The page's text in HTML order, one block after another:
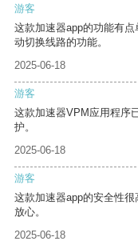
游客
这款加速器app的功能有
动切换线路的功能。
2025-06-18
游客
这款加速器VPM应用程序
护。
2025-06-18
游客
这款加速器app的安全性
放心。
2025-06-18